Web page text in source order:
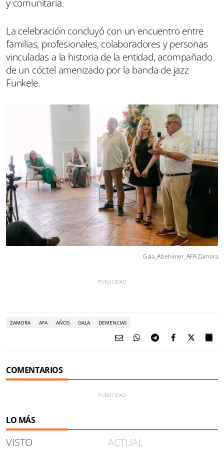
y comunitaria.
La celebración concluyó con un encuentro entre
familias, profesionales, colaboradores y personas
vinculadas a la historia de la entidad, acompañado
de un cóctel amenizado por la banda de jazz
Funkele.
Gala_Alzehimer_AFA Zamora
ZAMORA AFA AÑOS GALA DEMENCIAS
COMENTARIOS
LO MÁS
VISTO ACTUAL